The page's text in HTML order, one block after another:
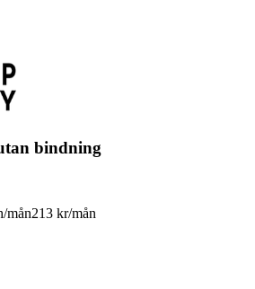
bindning
mån213 kr/mån